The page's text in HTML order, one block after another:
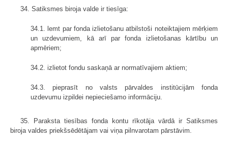
34. Satiksmes biroja valde ir tiesīga:
34.1. lemt par fonda izlietošanu atbilstoši noteiktajiem mērķiem
un uzdevumiem, kā arī par fonda izlietošanas kārtību un
apmēriem;
34.2. izlietot fondu saskaņā ar normatīvajiem aktiem;
34.3. pieprasīt no valsts pārvaldes institūcijām fonda
uzdevumu izpildei nepieciešamo informāciju.
35. Paraksta tiesības fonda kontu rīkotāja vārdā ir Satiksmes
biroja valdes priekšsēdētājam vai viņa pilnvarotam pārstāvim.